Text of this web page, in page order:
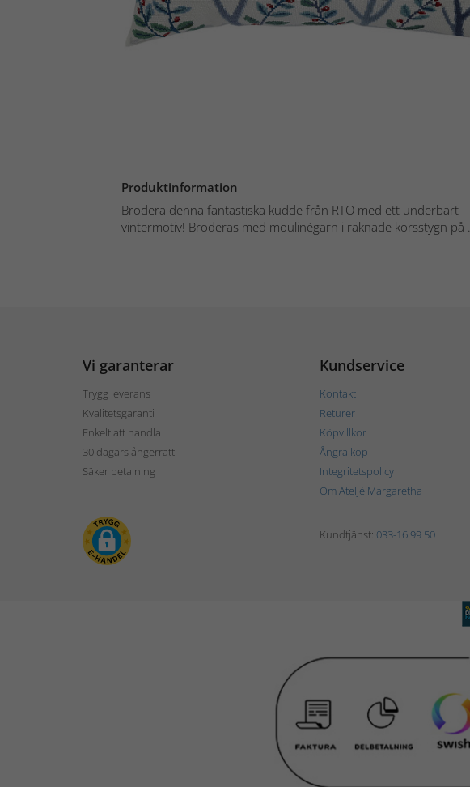
Produktinformation
Brodera denna fantastiska kudde från RTO med ett underbart
vintermotiv! Broderas med moulinégarn i räknade korsstygn på ...
Vi garanterar
Trygg leverans
Kvalitetsgaranti
Enkelt att handla
30 dagars ångerrätt
Säker betalning
Kundservice
Kontakt
Returer
Köpvillkor
Ångra köp
Integritetspolicy
Om Ateljé Margaretha
Kundtjänst: 033-16 99 50